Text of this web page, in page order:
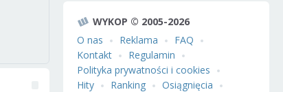
WYKOP © 2005-2026
O nas
Reklama
FAQ
Kontakt
Regulamin
Polityka prywatności i cookies
Hity
Ranking
Osiągnięcia